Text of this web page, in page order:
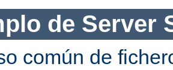
de Server
común de